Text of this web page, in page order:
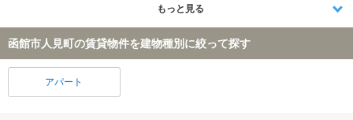
もっと見る
函館市人見町の賃貸物件を建物種別に絞って探す
アパート